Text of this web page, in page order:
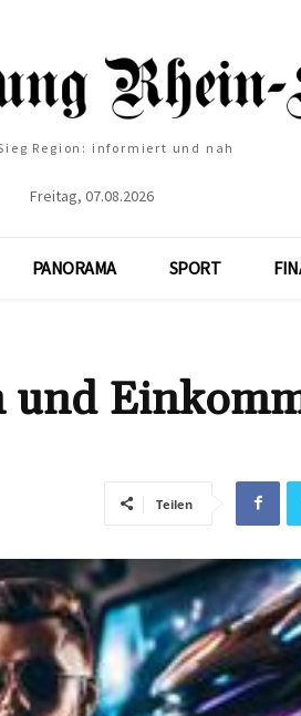
Region: informiert und nah
Freitag, 07.08.2026
PANORAMA SPORT
und
Teilen